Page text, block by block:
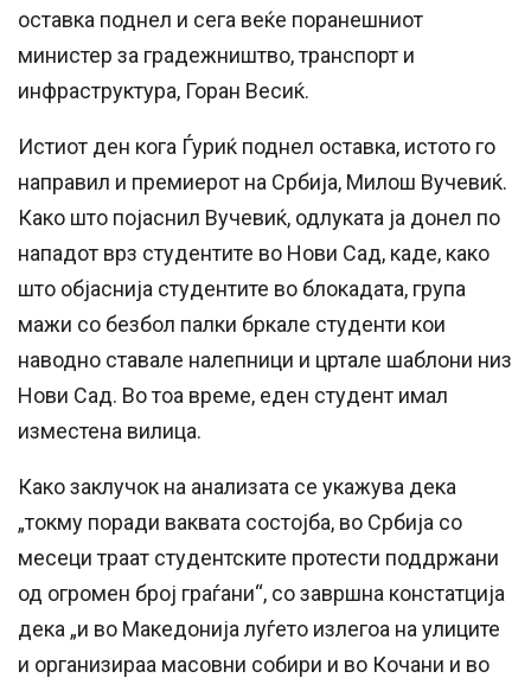
оставка поднел и сега веќе поранешниот
министер за градежништво, транспорт и
инфраструктура, Горан Весиќ.
Истиот ден кога Ѓуриќ поднел оставка, истото го
направил и премиерот на Србија, Милош Вучевиќ.
Како што појаснил Вучевиќ, одлуката ја донел по
нападот врз студентите во Нови Сад, каде, како
што објаснија студентите во блокадата, група
мажи со безбол палки бркале студенти кои
наводно ставале налепници и цртале шаблони низ
Нови Сад. Во тоа време, еден студент имал
изместена вилица.
Како заклучок на анализата се укажува дека
„токму поради ваквата состојба, во Србија со
месеци траат студентските протести поддржани
од огромен број граѓани“, со завршна констатција
дека „и во Македонија луѓето излегоа на улиците
и организираа масовни собири и во Кочани и во